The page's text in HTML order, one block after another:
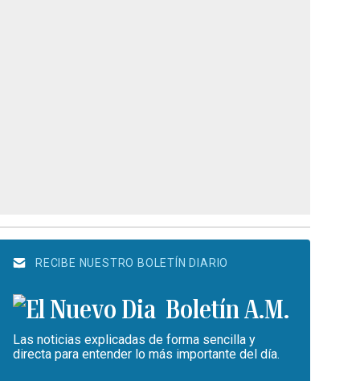
RECIBE NUESTRO BOLETÍN DIARIO
Boletín A.M.
Las noticias explicadas de forma sencilla y
directa para entender lo más importante del día.